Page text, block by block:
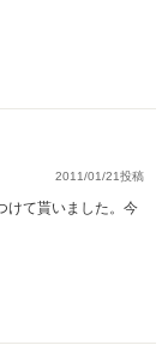
2011/01/21投稿
けて貰いました。今